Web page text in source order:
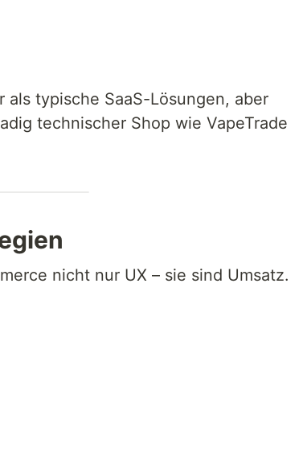
typische SaaS-Lösungen, aber
technischer Shop wie VapeTrade
nicht nur UX – sie sind Umsatz.